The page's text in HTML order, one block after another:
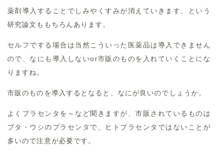
薬剤導入することでしみやくすみが消えていきます、という
研究論文ももちろんあります。
セルフでする場合は当然こういった医薬品は導入できません
ので、なにも導入しないor市販のものを入れていくことにな
りますね。
市販のものを導入するとなると、なにが良いのでしょうか。
よくプラセンタを～など聞きますが、市販されているものは
ブタ・ウシのプラセンタで、ヒトプラセンタではないことが
多いので注意が必要です。